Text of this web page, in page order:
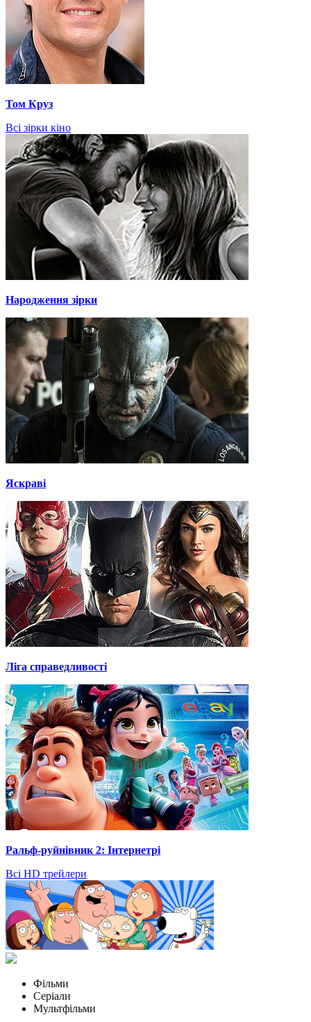
Том Круз
Всі зірки кіно
Народження зірки
Яскраві
Ліга справедливості
Ральф-руйнівник 2: Інтернетрі
Всі HD трейлери
Фільми
Серіали
Мультфільми